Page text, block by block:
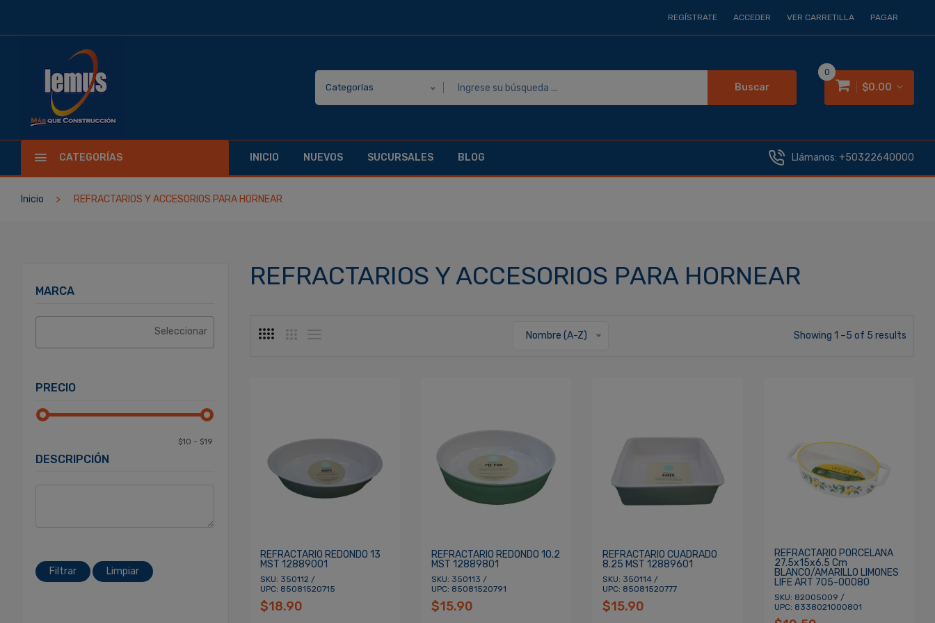
REGÍSTRATE ACCEDER VER CARRETILLA PAGAR
Categorías Buscar $0.00
0
CATEGORÍAS INICIO NUEVOS SUCURSALES BLOG Llámanos: +50322640000
Inicio REFRACTARIOS Y ACCESORIOS PARA HORNEAR
MARCA
PRECIO
DESCRIPCIÓN
Filtrar Limpiar
REFRACTARIOS Y ACCESORIOS PARA HORNEAR
Nombre (A-Z) Showing 1 –5 of 5 results
REFRACTARIO REDONDO 13
MST 12889001
SKU: 350112 /
UPC: 85081520715
$18.90
REFRACTARIO REDONDO 10.2
MST 12889801
SKU: 350113 /
UPC: 85081520791
$15.90
REFRACTARIO CUADRADO
8.25 MST 12889601
SKU: 350114 /
UPC: 85081520777
$15.90
REFRACTARIO PORCELANA
27.5x15x6.5 Cm
BLANCO/AMARILLO LIMONES
LIFE ART 705-00080
SKU: 82005009 /
UPC: 8338021000801